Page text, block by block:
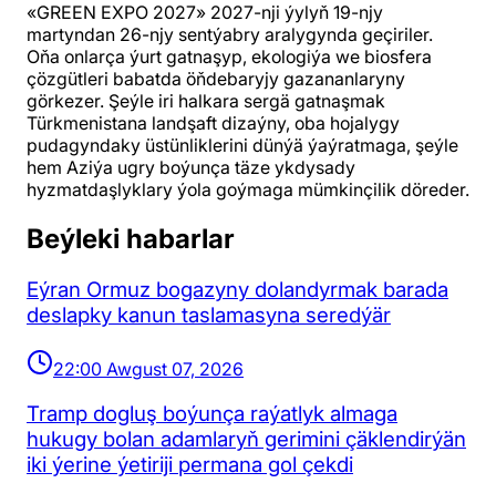
«GREEN EXPO 2027» 2027-nji ýylyň 19-njy
martyndan 26-njy sentýabry aralygynda geçiriler.
Oňa onlarça ýurt gatnaşyp, ekologiýa we biosfera
çözgütleri babatda öňdebaryjy gazananlaryny
görkezer. Şeýle iri halkara sergä gatnaşmak
Türkmenistana landşaft dizaýny, oba hojalygy
pudagyndaky üstünliklerini dünýä ýaýratmaga, şeýle
hem Aziýa ugry boýunça täze ykdysady
hyzmatdaşlyklary ýola goýmaga mümkinçilik döreder.
Beýleki habarlar
Eýran Ormuz bogazyny dolandyrmak barada
deslapky kanun taslamasyna seredýär
22:00 Awgust 07, 2026
Tramp dogluş boýunça raýatlyk almaga
hukugy bolan adamlaryň gerimini çäklendirýän
iki ýerine ýetiriji permana gol çekdi